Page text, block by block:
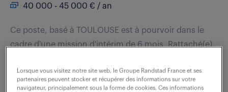
40 000 - 45 000 € / an
Ce poste, basé à TOULOUSE est à pourvoir dans le
cadre d'une mission d'intérim de 6 mois. Rattaché(e)
Hardware Électronique, vous pilotez la...
Lorsque vous visitez notre site web, le Groupe Randstad France et ses
partenaires peuvent stocker et récupérer des informations sur votre
navigateur, principalement sous la forme de cookies. Ces informations